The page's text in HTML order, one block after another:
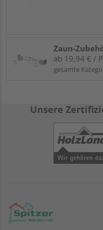
Zaun-
ab 19,94 € /
gesamte
Unsere